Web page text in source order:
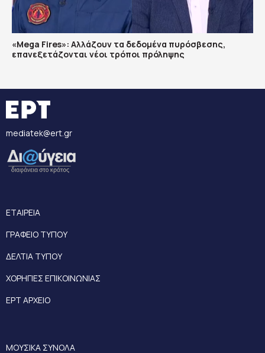
«Mega Fires»: Αλλάζουν τα δεδομένα πυρόσβεσης,
επανεξετάζονται νέοι τρόποι πρόληψης
mediatek@ert.gr
ΕΤΑΙΡΕΙΑ
ΓΡΑΦΕΙΟ ΤΥΠΟΥ
ΔΕΛΤΙΑ ΤΥΠΟΥ
ΧΟΡΗΓΙΕΣ ΕΠΙΚΟΙΝΩΝΙΑΣ
ΕΡΤ ΑΡΧΕΙΟ
ΜΟΥΣΙΚΑ ΣΥΝΟΛΑ